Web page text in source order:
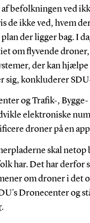
befolkningen ved
de ikke ved, hvem
der ligger bag. I
om flyvende droner,
der kan
sig, konkluderer
og Trafik-,
elektroniske
droner på en
skal netop
har. Det har derfor
om droner i det
Dronecenter og
.